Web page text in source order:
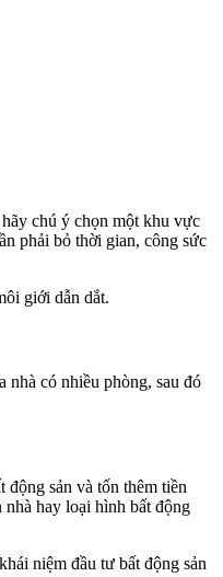
chú ý chọn một khu vực
phải bỏ thời gian, công sức
giới dẫn dắt.
nhà có nhiều phòng, sau đó
sản và tốn thêm tiền
nhà hay loại hình bất động
niệm đầu tư bất động sản